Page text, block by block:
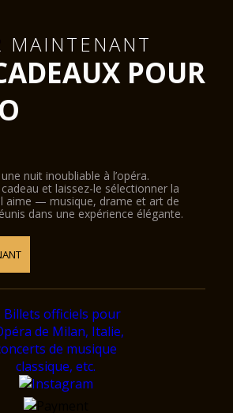
MAINTENANT
POUR
nuit inoubliable à l’opéra.
et laissez-le sélectionner la
aime — musique, drame et art de
dans une expérience élégante.